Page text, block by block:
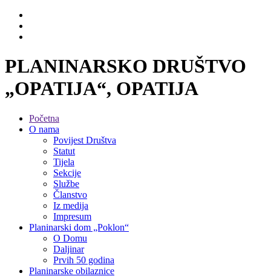
PLANINARSKO DRUŠTVO
„OPATIJA“, OPATIJA
Početna
O nama
Povijest Društva
Statut
Tijela
Sekcije
Službe
Članstvo
Iz medija
Impresum
Planinarski dom „Poklon“
O Domu
Daljinar
Prvih 50 godina
Planinarske obilaznice